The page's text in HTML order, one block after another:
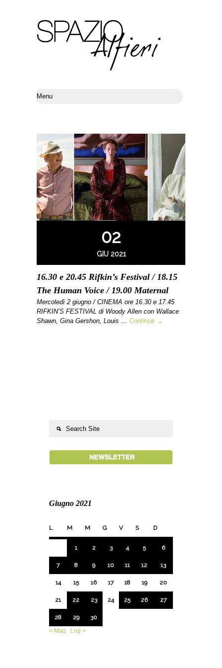
02
GIU 2021
16.30 e 20.45 Rifkin’s Festival / 18.15
The Human Voice / 19.00 Maternal
Mercoledì 2 giugno / CINEMA ore 16.30 e 17.45
RIFKIN’S FESTIVAL di Woody Allen con Wallace
Shawn, Gina Gershon, Louis … Continue →
Giugno 2021
L M M G V S D
1 2 3 4 5 6
7 8 9 10 11 12 13
14 15 16 17 18 19 20
21 22 23 24 25 26 27
28 29
30
« Mag
Lug »